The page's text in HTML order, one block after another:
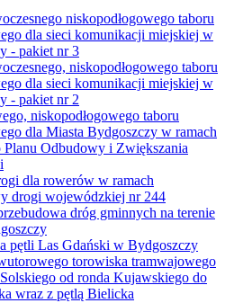
niskopodłogowego taboru
dla sieci komunikacji miejskiej w
- pakiet nr 3
niskopodłogowego taboru
dla sieci komunikacji miejskiej w
- pakiet nr 2
niskopodłogowego taboru
dla Miasta Bydgoszczy w ramach
Odbudowy i Zwiększania
dla rowerów w ramach
drogi wojewódzkiej nr 244
dróg gminnych na terenie
pętli Las Gdański w Bydgoszczy
torowiska tramwajowego
od ronda Kujawskiego do
wraz z pętlą Bielicka